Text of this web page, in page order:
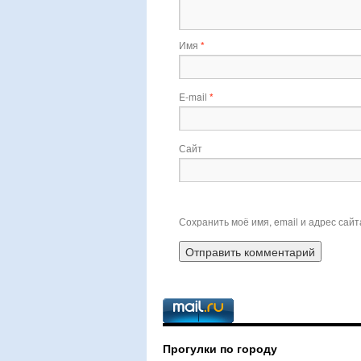
Имя *
E-mail *
Сайт
Сохранить моё имя, email и адрес
Прогулки по городу